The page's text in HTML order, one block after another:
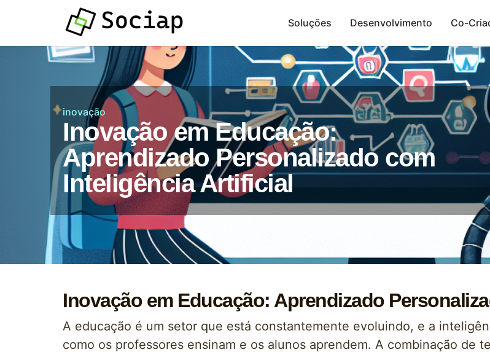
Soluções
Atendimento por
Whatsapp
Presença Digital
Desenvolvimento Co-
inovação
Inovação em Educação:
Aprendizado Personalizado com
Inteligência Artificial
Inovação em Educação: Aprendizado
A educação é um setor que está constantemente evoluindo, e a
como os professores ensinam e os alunos aprendem. A combinação de